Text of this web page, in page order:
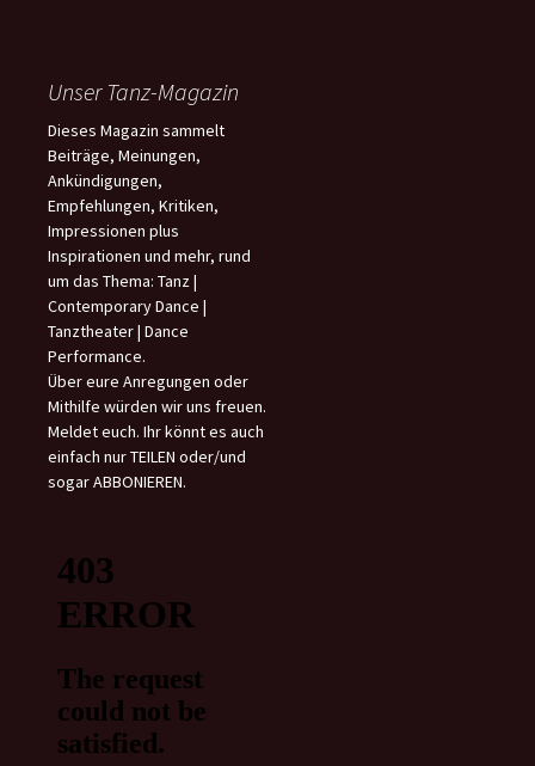
Unser Tanz-Magazin
Dieses Magazin sammelt
Beiträge, Meinungen,
Ankündigungen,
Empfehlungen, Kritiken,
Impressionen plus
Inspirationen und mehr, rund
um das Thema: Tanz |
Contemporary Dance |
Tanztheater | Dance
Performance.
Über eure Anregungen oder
Mithilfe würden wir uns freuen.
Meldet euch. Ihr könnt es auch
einfach nur TEILEN oder/und
sogar ABBONIEREN.